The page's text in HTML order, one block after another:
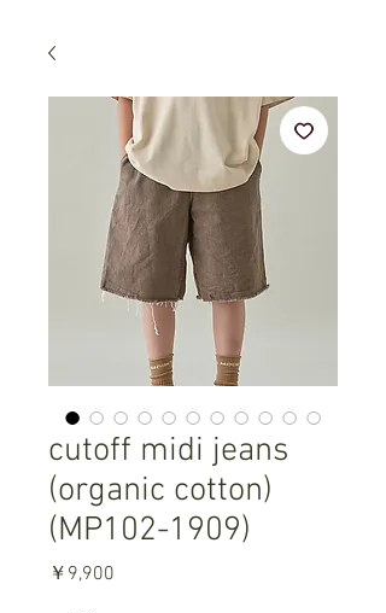
cutoff midi jeans
(organic cotton)
(MP102-1909)
￥9,900